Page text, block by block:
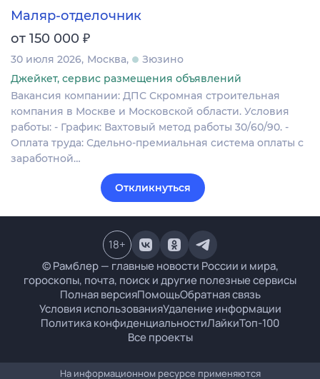
Маляр-отделочник
от 150 000 ₽
30 июля 2026 Москва
Зюзино
Джейкет, сервис размещения объявлений
Вакансия компании: ДПС Скромная строительная
компания в Москве и Московской области. Условия
работы: - График: Вахтовый метод работы 30/60/90. -
Оплата труда: Сдельно-премиальная система оплаты с
заработной…
Откликнуться
© Рамблер — главные новости России и мира,
гороскопы, почта, поиск и другие полезные сервисы
Полная версияПомощьОбратная связь
Условия использованияУдаление информации
Политика конфиденциальностиЛайкиТоп-100
Все проекты
18+
На информационном ресурсе применяются